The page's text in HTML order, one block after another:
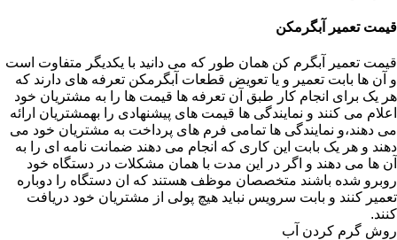
قیمت تعمیر آبگرمکن
قیمت تعمیر آبگرم کن همان طور که می دانید با یکدیگر متفاوت است
و آن ها بابت تعمیر و یا تعویض قطعات آبگرمکن تعرفه های دارند که
هر یک برای انجام کار طبق آن تعرفه ها قیمت ها را به مشتریان خود
اعلام می کنند و نمایندگی ها قیمت های پیشنهادی را بهمشتریان ارائه
می دهند،و نمایندگی ها تمامی فرم های پرداخت به مشتریان خود می
دهند و هر یک بابت این کاری که انجام می دهند ضمانت نامه ای را به
آن ها می دهند و اگر در این مدت با همان مشکلات در دستگاه خود
روبرو شده باشند متخصصان موظف هستند که ان دستگاه را دوباره
تعمیر کنند و بابت سرویس نباید هیچ پولی از مشتریان خود دریافت
کنند.
روش گرم کردن آب